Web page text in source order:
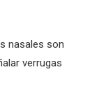
nasales son
verrugas